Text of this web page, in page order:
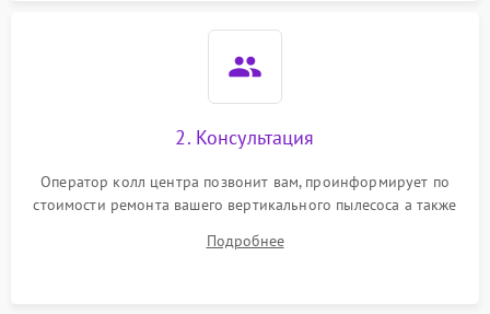
2. Консультация
Оператор колл центра позвонит вам, проинформирует по
стоимости ремонта вашего вертикального пылесоса а также
Подробнее